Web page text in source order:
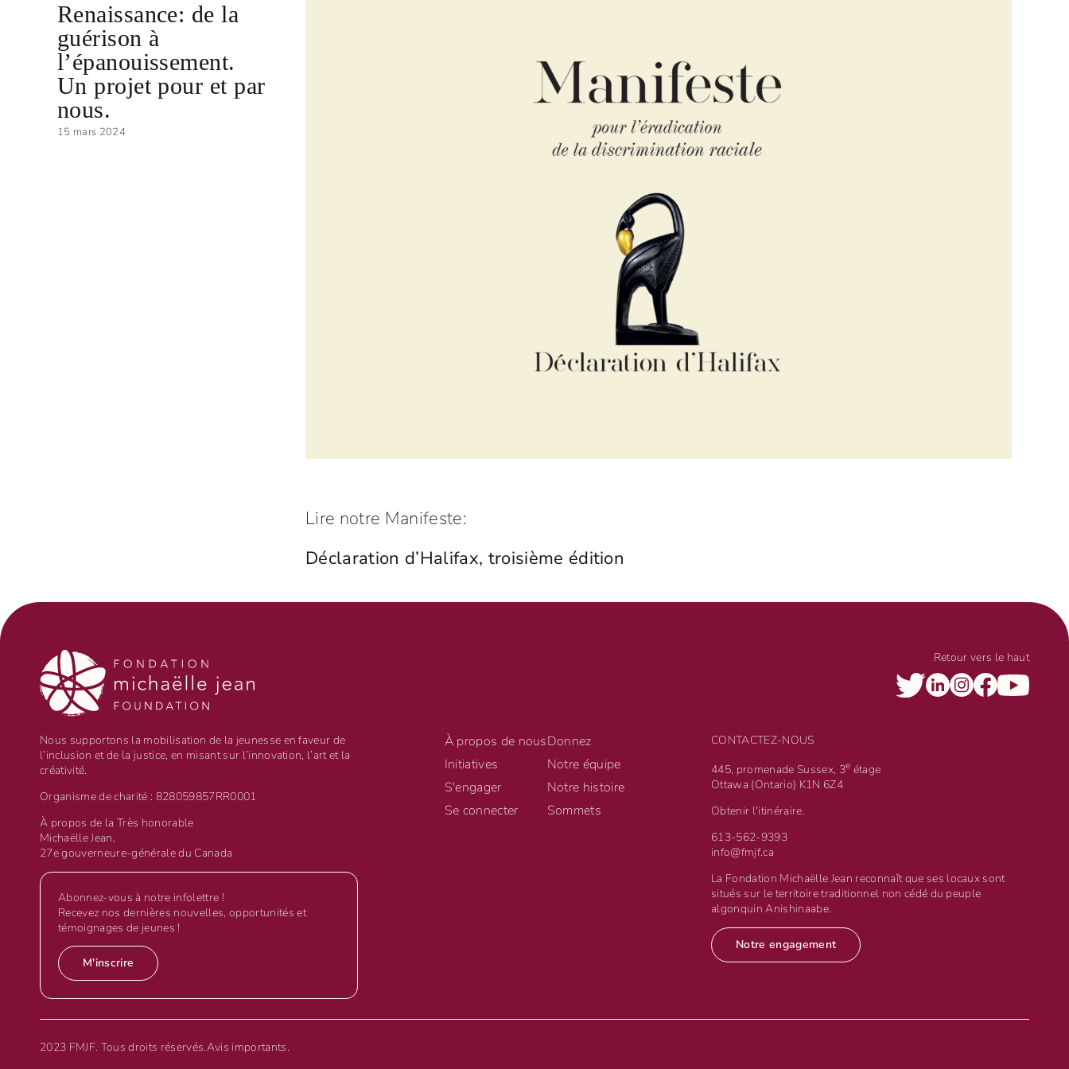
Renaissance: de la
guérison à
l’épanouissement.
Un projet pour et par
nous.
15 mars 2024
l’épanouissement.
Un projet pour et par
nous.
15 mars 2024
Lire notre Manifeste:
Déclaration d’Halifax, troisième édition
Retour vers le haut
Nous supportons la mobilisation de la jeunesse en faveur de
l’inclusion et de la justice, en misant sur l’innovation, l’art et la
créativité.
Organisme de charité : 828059857RR0001
À propos de la Très honorable
Michaëlle Jean,
27e gouverneure-générale du Canada
Abonnez-vous à notre infolettre !
Recevez nos dernières nouvelles, opportunités et
témoignages de jeunes !
M'inscrire
À propos de nous
Initiatives
S'engager
Se connecter
Donnez
Notre équipe
Notre histoire
Sommets
CONTACTEZ-NOUS
445, promenade Sussex, 3e étage
Ottawa (Ontario) K1N 6Z4
Obtenir l'itinéraire.
613-562-9393
info@fmjf.ca
La Fondation Michaëlle Jean reconnaît que ses locaux sont
situés sur le territoire traditionnel non cédé du peuple
algonquin Anishinaabe.
Notre engagement
2023 FMJF. Tous droits réservés.Avis importants.